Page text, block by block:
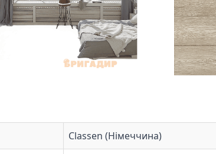
Classen (Німеччина)